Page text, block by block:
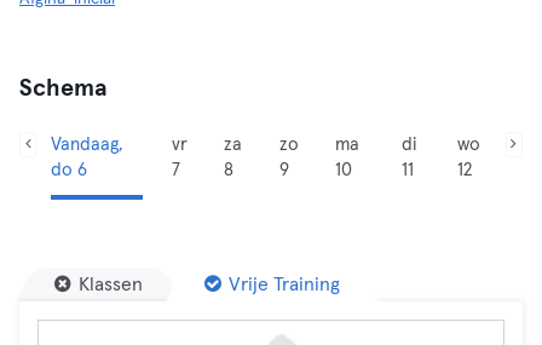
Schema
Vandaag,
do 6
vr
7
za
8
zo
9
ma
10
di
11
wo
12
Klassen Vrije Training